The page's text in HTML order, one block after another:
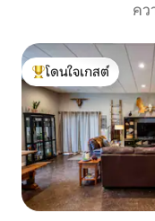
คว
โดนใจเกสต์ที่สุด
โดนใจเกสต์